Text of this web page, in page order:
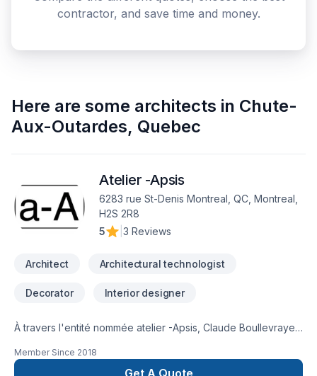
contractor, and save time and money.
Here are some architects in Chute-
Aux-Outardes, Quebec
Atelier -Apsis
6283 rue St-Denis Montreal, QC, Montreal,
H2S 2R8
5
3 Reviews
Architect Architectural technologist
Decorator Interior designer
À travers l'entité nommée atelier -Apsis, Claude Boullevraye
Architectes du Québec. Il cumule presque 30 années de
pratique diversifiée. Il travaille régulièrement avec un
Member Since 2018
Get A Quote